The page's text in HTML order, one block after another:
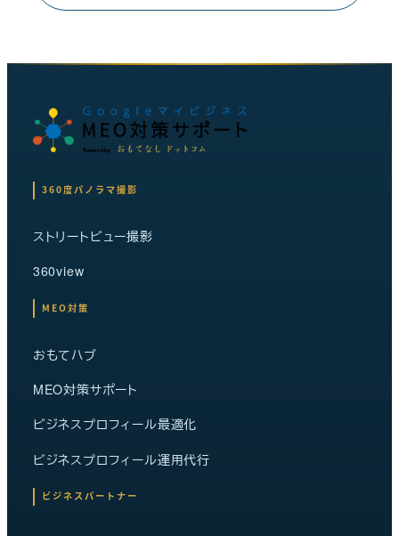
360度パノラマ撮影
ストリートビュー撮影
360view
MEO対策
おもてハブ
MEO対策サポート
ビジネスプロフィール最適化
ビジネスプロフィール運用代行
ビジネスパートナー